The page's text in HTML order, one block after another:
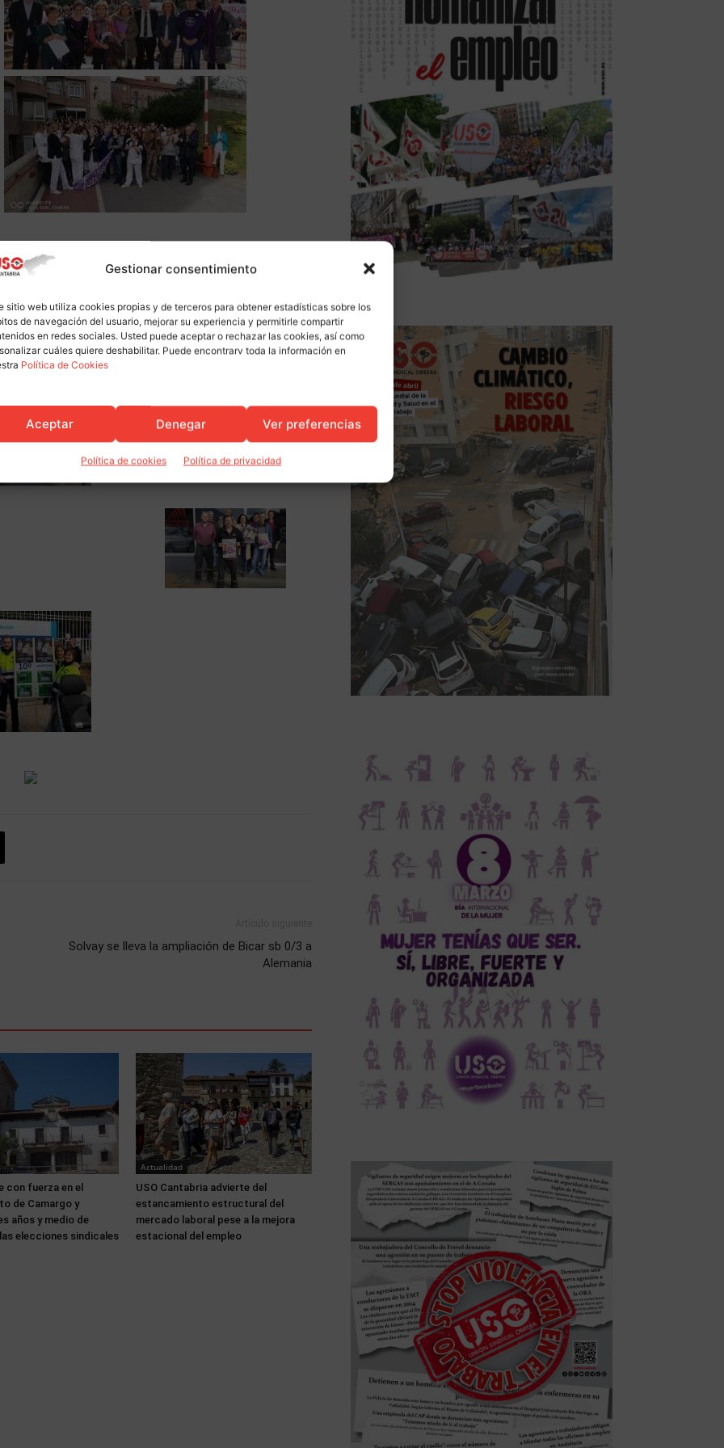
Gestionar consentimiento
sitio web utiliza cookies propias y de terceros para obtener estadísticas sobre los
de navegación del usuario, mejorar su experiencia y permitirle compartir
en redes sociales. Usted puede aceptar o rechazar las cookies, así como
cuáles quiere deshabilitar. Puede encontrarv toda la información en
Política de Cookies
Aceptar Denegar Ver preferencias
Política de cookies Política de privacidad
Solvay se lleva la ampliación de Bicar sb 0/3 a
Alemania
con fuerza en el
de Camargo y
años y medio de
elecciones sindicales
Actualidad
USO Cantabria advierte del
estancamiento estructural del
mercado laboral pese a la mejora
estacional del empleo